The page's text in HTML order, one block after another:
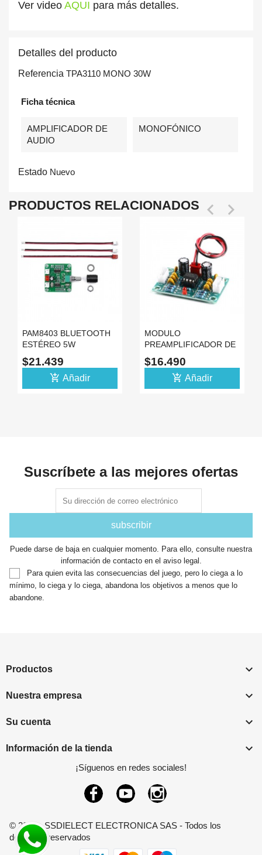
Ver video AQUI para más detalles.
Detalles del producto
Referencia TPA3110 MONO 30W
Ficha técnica
AMPLIFICADOR DE
AUDIO
MONOFÓNICO
Estado Nuevo
PRODUCTOS RELACIONADOS  
PAM8403 BLUETOOTH
ESTÉREO 5W
AMPLIFICADOR DE
AUDIO XH-A158 -12
$21.439
add_shopping_cart Añadir
MODULO
PREAMPLIFICADOR DE
AUDIO ESTEREO 12-
30VDC XH-A902 -10
$16.490
add_shopping_cart Añadir
Suscríbete a las mejores ofertas
Puede darse de baja en cualquier momento. Para ello, consulte nuestra
información de contacto en el aviso legal.
Para quien evita las consecuencias del juego, pero lo ciega a lo
mínimo, lo ciega y lo ciega, abandona los objetivos a menos que lo
abandone.
Productos 
Nuestra empresa 
Su cuenta 
Información de la tienda 
¡Síguenos en redes sociales!
FacebookYouTube
© 2026 - SSDIELECT ELECTRONICA SAS - Todos los
derechos reservados